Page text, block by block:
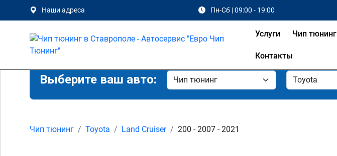
Наши адреса Пн-Сб | 09:00 - 19:00
Услуги Чип тюнинг
Контакты
Выберите ваш авто:
Чип тюнинг Toyota Land Cruiser 200 - 2007 - 2021